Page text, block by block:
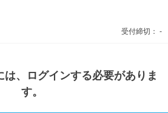
受付締切： -
は、ログインする必要がありま
す。